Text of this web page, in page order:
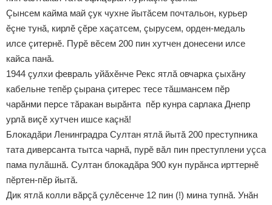
Çынсем кайма май çук чухне йытăсем почтальон, курьер
ӗçне тунă, кирлӗ çӗре хаçатсем, çырусем, орден-медаль
илсе çитернӗ. Пурӗ вӗсем 200 пин хутчен донесени илсе
кайса панă.
1944 çулхи февраль уйăхӗнче Рекс ятлă овчарка çыхăну
кабельне тепӗр çырана çитерес тесе тăшмансем пӗр
чарăнми персе тăракан вырăнта пӗр кунра сарлака Днепр
урлă виçӗ хутчен ишсе каçнă!
Блокадăри Ленинградра Султан ятлă йытă 200 преступника
тата диверсанта тытса чарнă, пурӗ вăл пин преступлени уçса
пама пулăшнă. Султан блокадăра 900 кун пурăнса ирттернӗ
пӗртен-пӗр йытă.
Дик ятлă колли вăрçă çулӗсенче 12 пин (!) мина тупнă. Унăн